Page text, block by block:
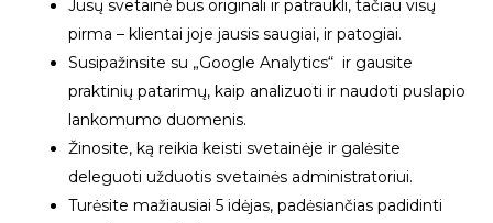
Jūsų svetainė bus originali ir patraukli, tačiau visų
pirma – klientai joje jausis saugiai, ir patogiai.
Susipažinsite su „Google Analytics“ ir gausite
praktinių patarimų, kaip analizuoti ir naudoti puslapio
lankomumo duomenis.
Žinosite, ką reikia keisti svetainėje ir galėsite
deleguoti užduotis svetainės administratoriui.
Turėsite mažiausiai 5 idėjas, padėsiančias padidinti